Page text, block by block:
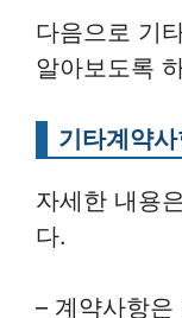
다음으로 기
알아보도록
기타계약
자세한 내용
다.
– 계약사항은